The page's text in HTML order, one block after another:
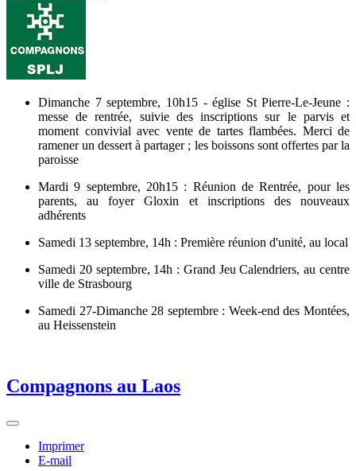
Dimanche 7 septembre, 10h15 - église St Pierre-Le-Jeune :
messe de rentrée, suivie des inscriptions sur le parvis et
moment convivial avec vente de tartes flambées. Merci de
ramener un dessert à partager ; les boissons sont offertes par la
paroisse
Mardi 9 septembre, 20h15 : Réunion de Rentrée, pour les
parents, au foyer Gloxin et inscriptions des nouveaux
adhérents
Samedi 13 septembre, 14h : Première réunion d'unité, au local
Samedi 20 septembre, 14h : Grand Jeu Calendriers, au centre
ville de Strasbourg
Samedi 27-Dimanche 28 septembre : Week-end des Montées,
au Heissenstein
Compagnons au Laos
Imprimer
E-mail